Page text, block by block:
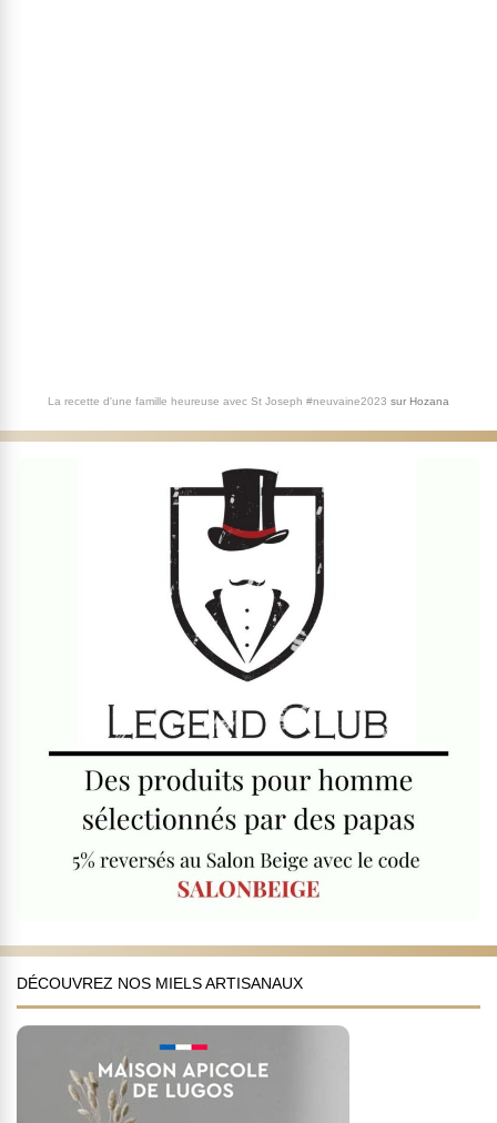
La recette d'une famille heureuse avec St Joseph #neuvaine2023 sur Hozana
DÉCOUVREZ NOS MIELS ARTISANAUX